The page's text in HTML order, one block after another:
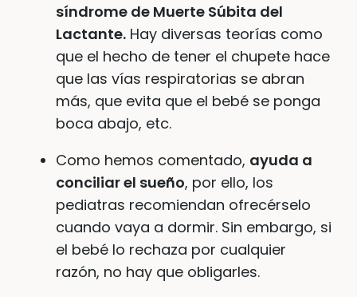
síndrome de Muerte Súbita del
Lactante. Hay diversas teorías como
que el hecho de tener el chupete hace
que las vías respiratorias se abran
más, que evita que el bebé se ponga
boca abajo, etc.
Como hemos comentado, ayuda a
conciliar el sueño, por ello, los
pediatras recomiendan ofrecérselo
cuando vaya a dormir. Sin embargo, si
el bebé lo rechaza por cualquier
razón, no hay que obligarles.